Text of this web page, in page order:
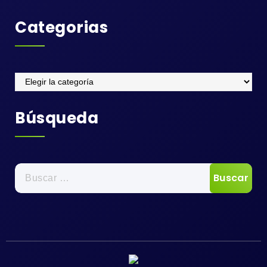
Categorias
Categorias
Búsqueda
Buscar: